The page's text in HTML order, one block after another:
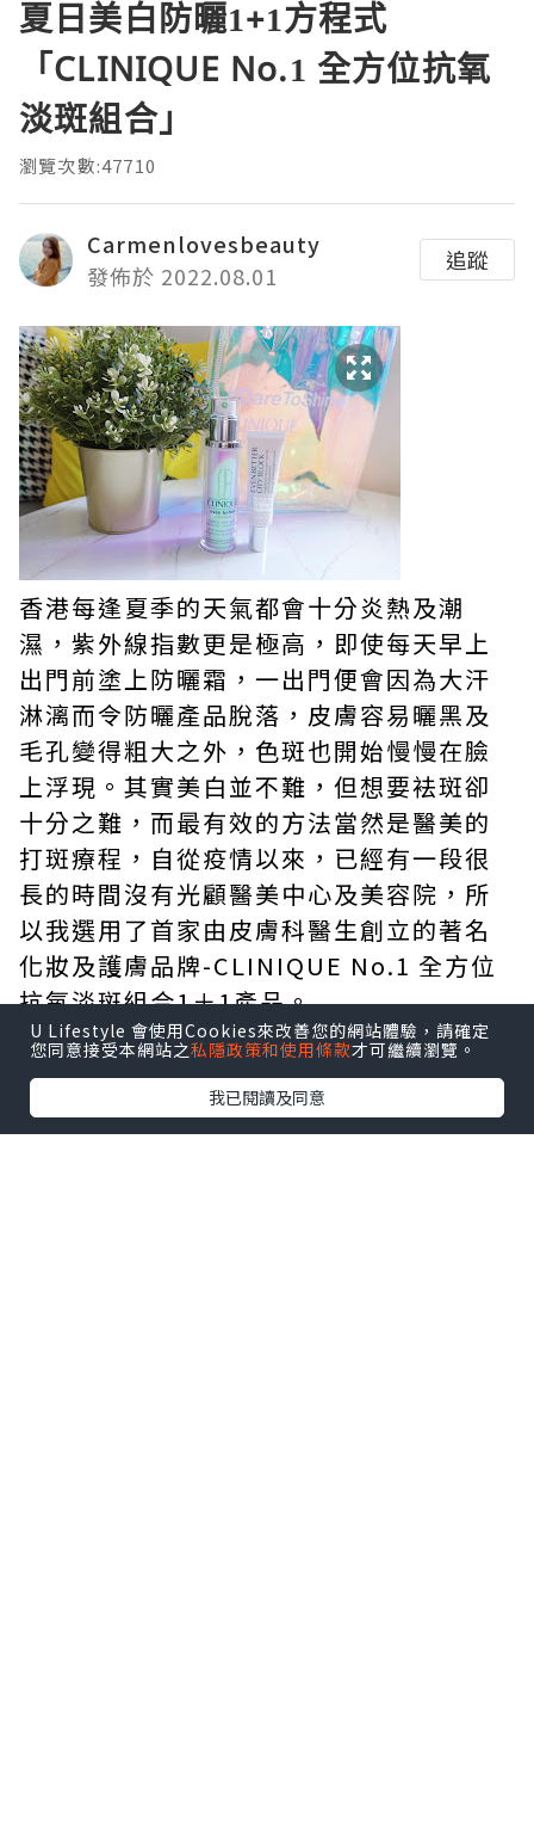
夏日美白防曬1+1方程式
「CLINIQUE No.1 全方位抗氧
淡斑組合」
瀏覽次數:47710
Carmenlovesbeauty
發佈於 2022.08.01
追蹤
香港每逢夏季的天氣都會十分炎熱及潮
濕，紫外線指數更是極高，即使每天早上
出門前塗上防曬霜，一出門便會因為大汗
淋漓而令防曬產品脫落，皮膚容易曬黑及
毛孔變得粗大之外，色斑也開始慢慢在臉
上浮現。其實美白並不難，但想要袪斑卻
十分之難，而最有效的方法當然是醫美的
打斑療程，自從疫情以來，已經有一段很
長的時間沒有光顧醫美中心及美容院，所
以我選用了首家由皮膚科醫生創立的著名
化妝及護膚品牌-CLINIQUE No.1 全方位
抗氧淡斑組合1＋1產品。
U Lifestyle 會使用Cookies來改善您的網站體驗，請確定
您同意接受本網站之私隱政策和使用條款才可繼續瀏覽。
我已閱讀及同意